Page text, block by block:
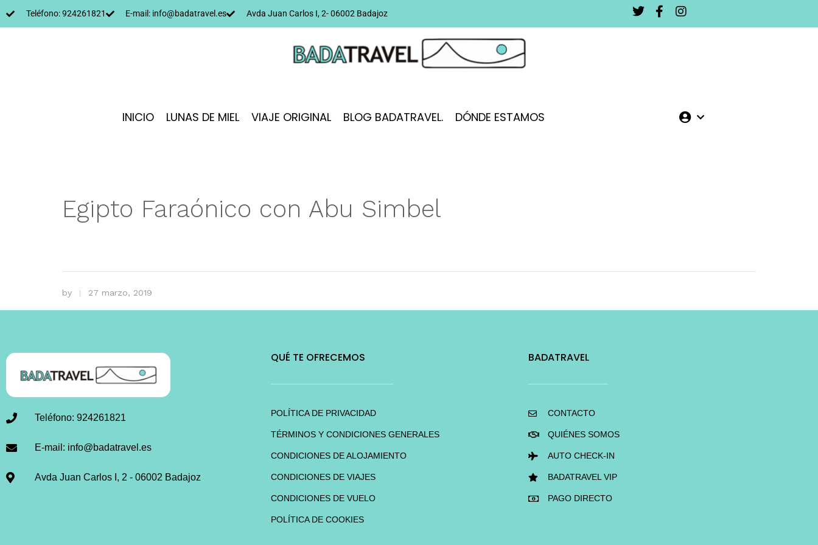
Teléfono: 924261821 E-mail: info@badatravel.es Avda Juan Carlos I, 2- 06002 Badajoz
INICIO LUNAS DE MIEL VIAJE ORIGINAL BLOG BADATRAVEL. DÓNDE ESTAMOS
Egipto Faraónico con Abu Simbel
by 27 marzo, 2019
Teléfono: 924261821
E-mail: info@badatravel.es
Avda Juan Carlos I, 2 - 06002 Badajoz
QUÉ TE OFRECEMOS
POLÍTICA DE PRIVACIDAD
TÉRMINOS Y CONDICIONES GENERALES
CONDICIONES DE ALOJAMIENTO
CONDICIONES DE VIAJES
CONDICIONES DE VUELO
POLÍTICA DE COOKIES
BADATRAVEL
CONTACTO
QUIÉNES SOMOS
AUTO CHECK-IN
BADATRAVEL VIP
PAGO DIRECTO